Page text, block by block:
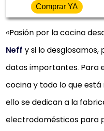
Comprar YA
«Pasión por la cocina
Neff y si lo
datos importantes. Para
cocina y todo lo que
ello se dedican a la
electrodomésticos para